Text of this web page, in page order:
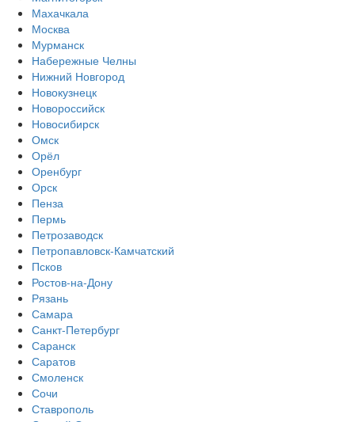
Махачкала
Москва
Мурманск
Набережные Челны
Нижний Новгород
Новокузнецк
Новороссийск
Новосибирск
Омск
Орёл
Оренбург
Орск
Пенза
Пермь
Петрозаводск
Петропавловск-Камчатский
Псков
Ростов-на-Дону
Рязань
Самара
Санкт-Петербург
Саранск
Саратов
Смоленск
Сочи
Ставрополь